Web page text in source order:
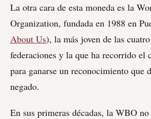
La otra cara de esta moneda es la
Organization, fundada en 1988 en
About Us), la más joven de las
federaciones y la que ha recorrido el
para ganarse un reconocimiento que
negado.
En sus primeras décadas, la WBO